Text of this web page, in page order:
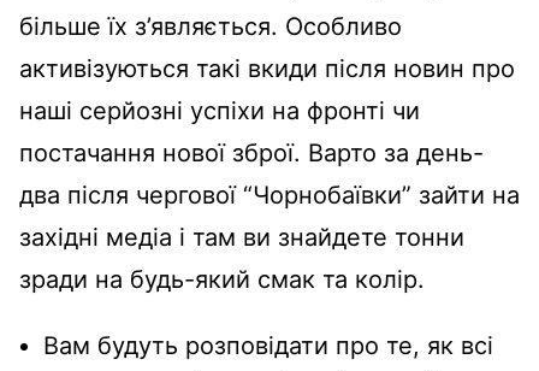
більше їх з’являється. Особливо
активізуються такі вкиди після новин про
наші серйозні успіхи на фронті чи
постачання нової зброї. Варто за день-
два після чергової “Чорнобаївки” зайти на
західні медіа і там ви знайдете тонни
зради на будь-який смак та колір.
Вам будуть розповідати про те, як всі